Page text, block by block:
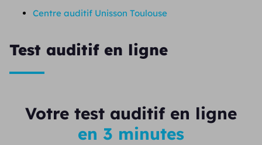
Centre auditif Unisson Toulouse
Test auditif en ligne
Votre test auditif en ligne
en 3 minutes